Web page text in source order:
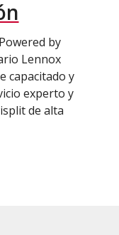
by
Lennox
capacitado y
experto y
de alta